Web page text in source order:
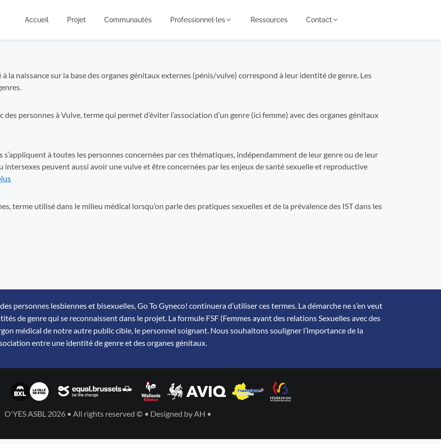
Accueil Projet Communautés Professionnel⸱les Ressources Contact
la naissance sur la base des organes génitaux externes (pénis/vulve) correspond à leur identité de genre. Les
personnes à Vulve, terme qui permet d’éviter l’association d’un genre (ici femme) avec des organes génitaux
à toutes les personnes concernées par ces thématiques, indépendamment de leur genre ou de leur
peuvent aussi avoir une vulve et être concernées par les enjeux de santé sexuelle et reproductive
terme utilisé dans le milieu médical lorsqu’on parle des pratiques sexuelles et de la prévalence des IST dans les
personnes lesbiennes et bisexuelles, Go To Gyneco! continuera d’utiliser ces termes. La démarche ne s’en veut
de genre qui se reconnaissent dans le projet. La formule FSF (Femmes ayant des relations Sexuelles avec des
médical de notre autre public cible, le personnel soignant. Nous souhaitons souligner l’importance de la
entre une identité de genre et des organes génitaux.
O'YES ASBL 2026 • All rights reserved © • Designed by AH •